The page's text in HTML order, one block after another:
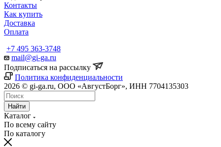
Контакты
Как купить
Доставка
Оплата
+7 495 363-3748
mail@gi-ga.ru
Подписаться на рассылку
Политика конфиденциальности
2026 © gi-ga.ru, ООО «АвгустБорг», ИНН 7704135303
Найти
Каталог
По всему сайту
По каталогу